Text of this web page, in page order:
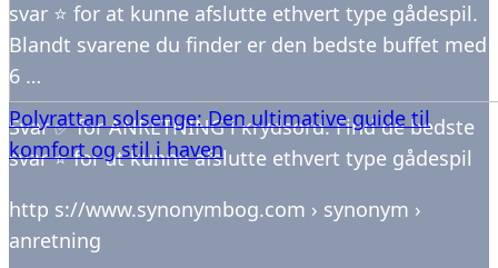
Polyrattan solsenge: Den ultimative guide til
komfort og stil i haven
svar ⭐ for at kunne afslutte ethvert type gådespil.
Blandt svarene du finder er den bedste buffet med
6 …
Svar ✅ for ANRETNING i krydsord. Find de bedste
svar ⭐ for at kunne afslutte ethvert type gådespil
http s://www.synonymbog.com › synonym ›
anretning